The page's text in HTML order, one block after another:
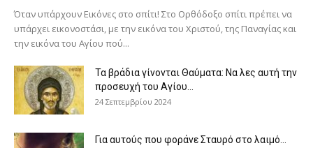
Όταν υπάρχουν Εικόνες στο σπίτι! Στο Ορθόδοξο σπίτι πρέπει να
υπάρχει εικονοστάσι, με την εικόνα του Χριστού, της Παν­αγίας και
την εικόνα του Αγίου πού...
Τα βράδια γίνονται Θαύματα: Να λες αυτή την
προσευχή του Αγίου...
24 Σεπτεμβρίου 2024
Για αυτούς που φοράνε Σταυρό στο λαιμό…